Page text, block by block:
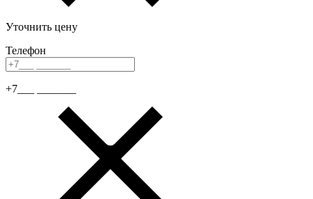
Уточнить цену
Телефон
+7___ _______